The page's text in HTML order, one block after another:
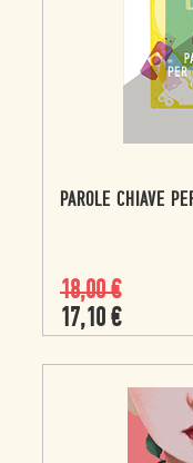
PAROLE CHIAVE
18,00€
17,10 €